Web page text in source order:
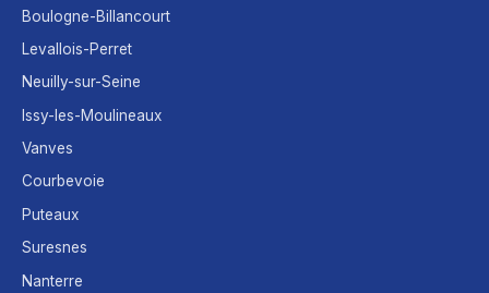
Boulogne-Billancourt
Levallois-Perret
Neuilly-sur-Seine
Issy-les-Moulineaux
Vanves
Courbevoie
Puteaux
Suresnes
Nanterre